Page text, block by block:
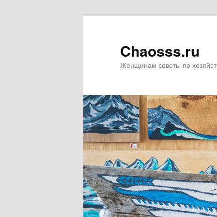
Chaosss.ru
Женщинам советы по